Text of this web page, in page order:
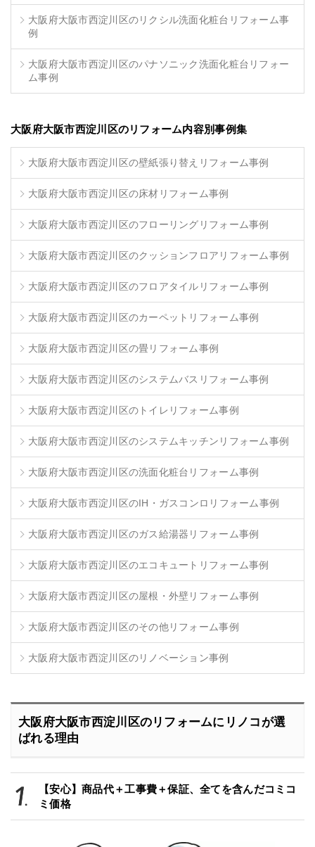
大阪府大阪市西淀川区のリクシル洗面化粧台リフォーム事
例
大阪府大阪市西淀川区のパナソニック洗面化粧台リフォー
ム事例
大阪府大阪市西淀川区のリフォーム内容別事例集
大阪府大阪市西淀川区の壁紙張り替えリフォーム事例
大阪府大阪市西淀川区の床材リフォーム事例
大阪府大阪市西淀川区のフローリングリフォーム事例
大阪府大阪市西淀川区のクッションフロアリフォーム事例
大阪府大阪市西淀川区のフロアタイルリフォーム事例
大阪府大阪市西淀川区のカーペットリフォーム事例
大阪府大阪市西淀川区の畳リフォーム事例
大阪府大阪市西淀川区のシステムバスリフォーム事例
大阪府大阪市西淀川区のトイレリフォーム事例
大阪府大阪市西淀川区のシステムキッチンリフォーム事例
大阪府大阪市西淀川区の洗面化粧台リフォーム事例
大阪府大阪市西淀川区のIH・ガスコンロリフォーム事例
大阪府大阪市西淀川区のガス給湯器リフォーム事例
大阪府大阪市西淀川区のエコキュートリフォーム事例
大阪府大阪市西淀川区の屋根・外壁リフォーム事例
大阪府大阪市西淀川区のその他リフォーム事例
大阪府大阪市西淀川区のリノベーション事例
大阪府大阪市西淀川区のリフォームにリノコが選
ばれる理由
【安心】商品代＋工事費＋保証、全てを含んだコミコ
ミ価格